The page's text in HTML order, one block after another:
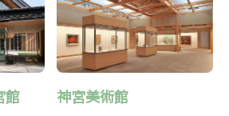
館 神宮美術館